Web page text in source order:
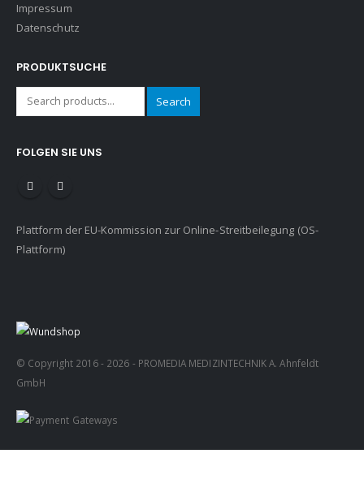
Impressum
Datenschutz
PRODUKTSUCHE
Search
FOLGEN SIE UNS
Plattform der EU-Kommission zur Online-Streitbeilegung (OS-
Plattform)
© Copyright 2016 - 2026 - PROMEDIA MEDIZINTECHNIK A. Ahnfeldt
GmbH